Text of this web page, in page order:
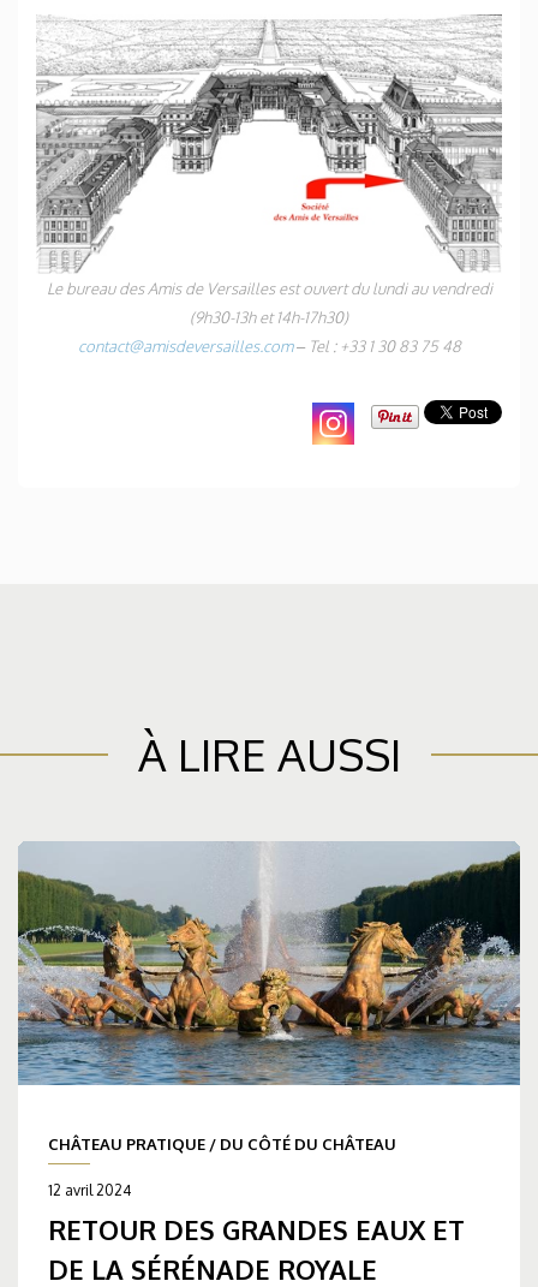
Le bureau des Amis de Versailles est ouvert du lundi au vendredi
(9h30-13h et 14h-17h30)
contact@amisdeversailles.com– Tel : +33 1 30 83 75 48
À LIRE AUSSI
CHÂTEAU PRATIQUE / DU CÔTÉ DU CHÂTEAU
12 avril 2024
RETOUR DES GRANDES EAUX ET
DE LA SÉRÉNADE ROYALE